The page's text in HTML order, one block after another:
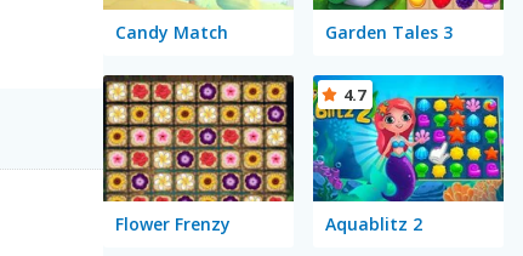
Candy Match Garden Tales 3
Flower Frenzy Aquablitz 2
4.7